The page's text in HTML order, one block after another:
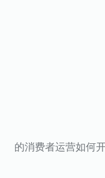
的消费者运营如何